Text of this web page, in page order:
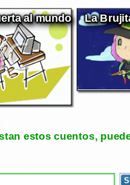
al mundo La
estos cuentos,